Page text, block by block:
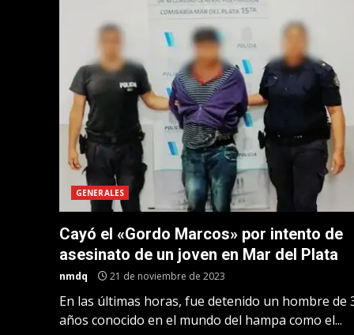
GENERALES
Cayó el «Gordo Marcos» por intento de
asesinato de un joven en Mar del Plata
nmdq 21 de noviembre de 2023
En las últimas horas, fue detenido un hombre de
años conocido en el mundo del hampa como el...